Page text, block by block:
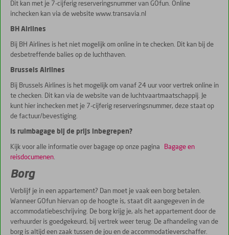
Dit kan met je 7-cijferig reserveringsnummer van GOfun. Online
inchecken kan via de website www.transavia.nl
BH Airlines
Bij BH Airlines is het niet mogelijk om online in te checken. Dit kan bij de
desbetreffende balies op de luchthaven.
Brussels Airlines
Bij Brussels Airlines is het mogelijk om vanaf 24 uur voor vertrek online in
te checken. Dit kan via de website van de luchtvaartmaatschappij. Je
kunt hier inchecken met je 7-cijferig reserveringsnummer, deze staat op
de factuur/bevestiging.
Is ruimbagage bij de prijs inbegrepen?
Kijk voor alle informatie over bagage op onze pagina Bagage en
reisdocumenen.
Borg
Verblijf je in een appartement? Dan moet je vaak een borg betalen.
Wanneer GOfun hiervan op de hoogte is, staat dit aangegeven in de
accommodatiebeschrijving. De borg krijg je, als het appartement door de
verhuurder is goedgekeurd, bij vertrek weer terug. De afhandeling van de
borg is altijd een zaak tussen de jou en de accommodatieverschaffer.